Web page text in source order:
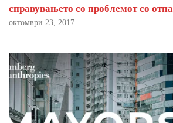
справувањето со проблемот со
октомври 23, 2017